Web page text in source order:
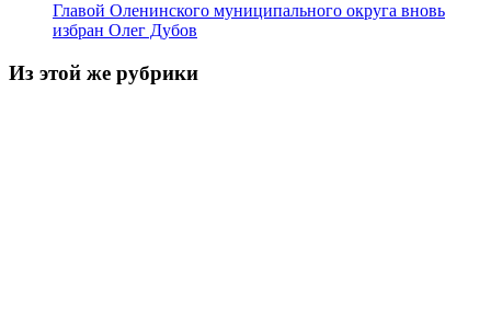
Главой Оленинского муниципального округа вновь
избран Олег Дубов
Из этой же рубрики